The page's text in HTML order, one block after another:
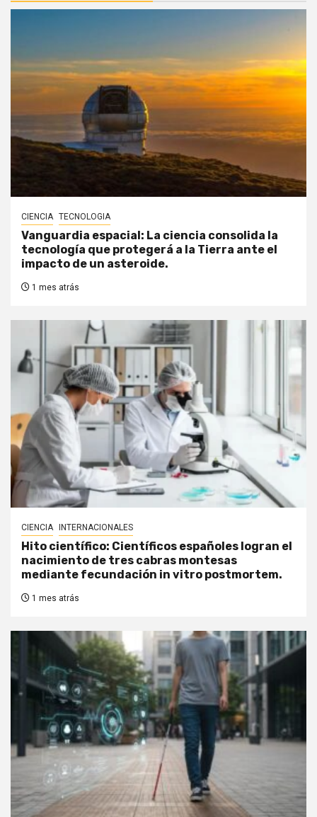
CIENCIA TECNOLOGIA
Vanguardia espacial: La ciencia consolida la
tecnología que protegerá a la Tierra ante el
impacto de un asteroide.
1 mes atrás
CIENCIA INTERNACIONALES
Hito científico: Científicos españoles logran el
nacimiento de tres cabras montesas
mediante fecundación in vitro postmortem.
1 mes atrás